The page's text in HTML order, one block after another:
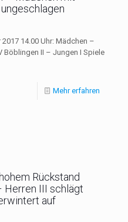
14.00 Uhr: Mädchen –
Böblingen II – Jungen I Spiele
Mehr erfahren
Rückstand
Herren III schlägt
auf